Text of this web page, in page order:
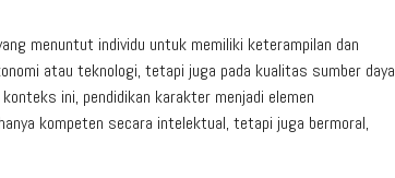
menuntut individu untuk memiliki keterampilan dan
atau teknologi, tetapi juga pada kualitas sumber daya
ini, pendidikan karakter menjadi elemen
kompeten secara intelektual, tetapi juga bermoral,